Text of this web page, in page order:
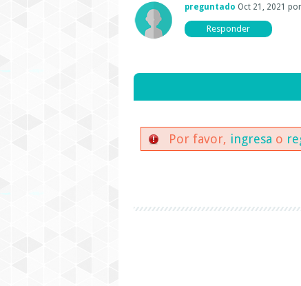
preguntado Oct 21, 2021 por
Por favor, ingresa o